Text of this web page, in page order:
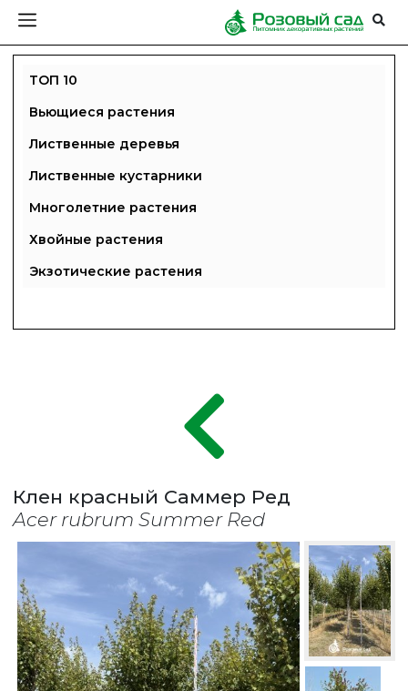
ТОП 10
Вьющиеся растения
Лиственные деревья
Лиственные кустарники
Многолетние растения
Хвойные растения
Экзотические растения
Клен красный Саммер Ред
Acer rubrum Summer Red